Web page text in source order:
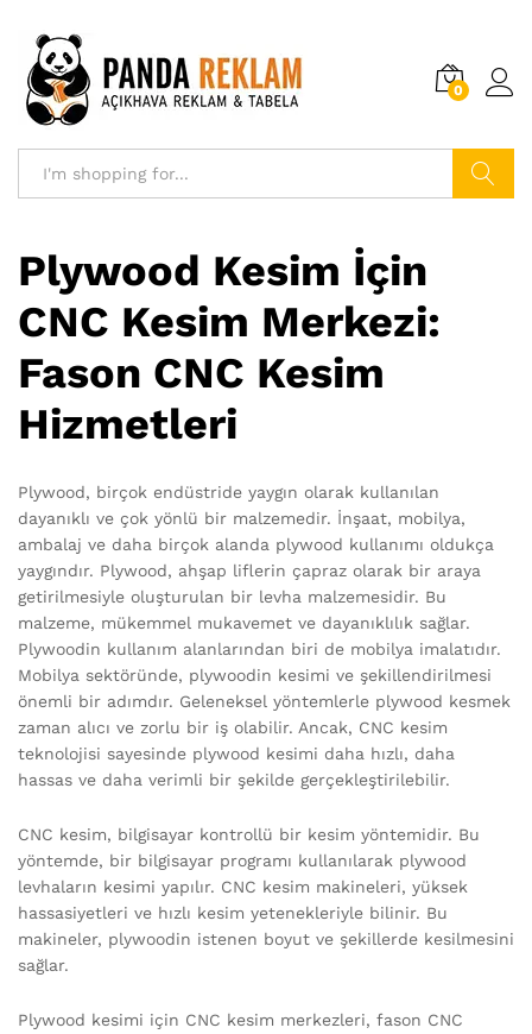
0
Plywood Kesim İçin
CNC Kesim Merkezi:
Fason CNC Kesim
Hizmetleri
Plywood, birçok endüstride yaygın olarak kullanılan
dayanıklı ve çok yönlü bir malzemedir. İnşaat, mobilya,
ambalaj ve daha birçok alanda plywood kullanımı oldukça
yaygındır. Plywood, ahşap liflerin çapraz olarak bir araya
getirilmesiyle oluşturulan bir levha malzemesidir. Bu
malzeme, mükemmel mukavemet ve dayanıklılık sağlar.
Plywoodin kullanım alanlarından biri de mobilya imalatıdır.
Mobilya sektöründe, plywoodin kesimi ve şekillendirilmesi
önemli bir adımdır. Geleneksel yöntemlerle plywood kesmek
zaman alıcı ve zorlu bir iş olabilir. Ancak, CNC kesim
teknolojisi sayesinde plywood kesimi daha hızlı, daha
hassas ve daha verimli bir şekilde gerçekleştirilebilir.
CNC kesim, bilgisayar kontrollü bir kesim yöntemidir. Bu
yöntemde, bir bilgisayar programı kullanılarak plywood
levhaların kesimi yapılır. CNC kesim makineleri, yüksek
hassasiyetleri ve hızlı kesim yetenekleriyle bilinir. Bu
makineler, plywoodin istenen boyut ve şekillerde kesilmesini
sağlar.
Plywood kesimi için CNC kesim merkezleri, fason CNC